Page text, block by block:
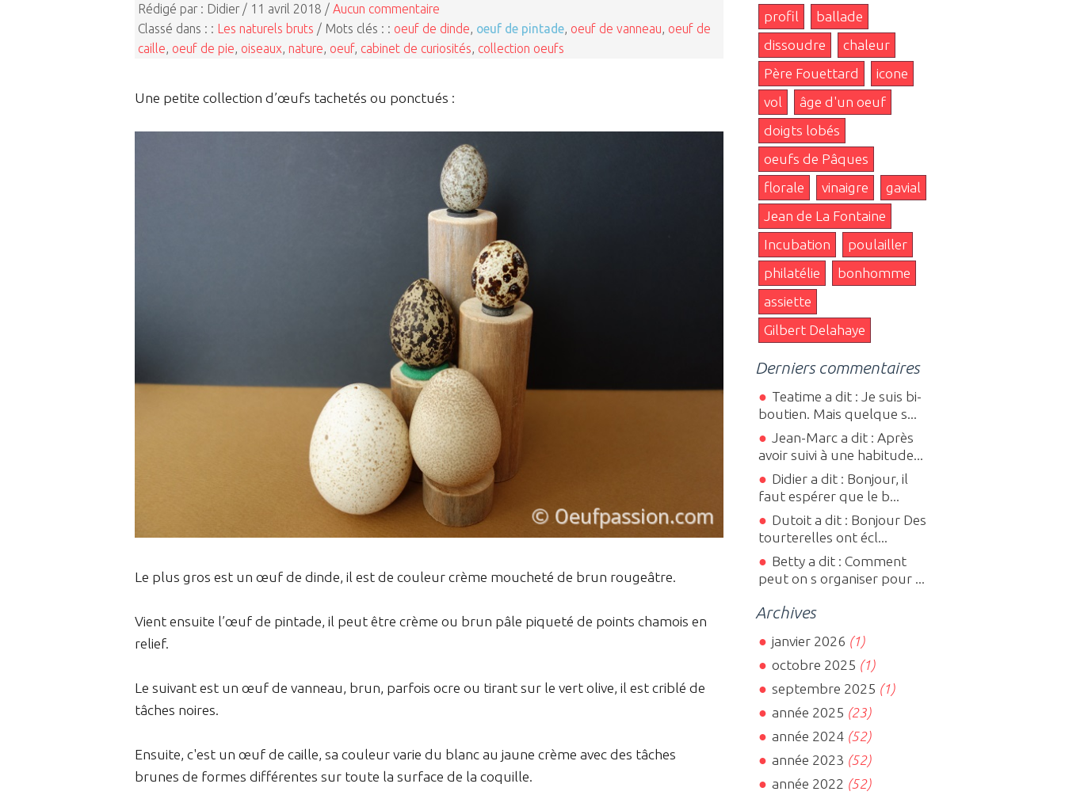
Rédigé par : Didier / 11 avril 2018 / Aucun commentaire
Classé dans : : Les naturels bruts / Mots clés : : oeuf de dinde, oeuf de pintade, oeuf de vanneau, oeuf de
caille, oeuf de pie, oiseaux, nature, oeuf, cabinet de curiosités, collection oeufs
Une petite collection d’œufs tachetés ou ponctués :
Le plus gros est un œuf de dinde, il est de couleur crème moucheté de brun rougeâtre.
Vient ensuite l’œuf de pintade, il peut être crème ou brun pâle piqueté de points chamois en
relief.
Le suivant est un œuf de vanneau, brun, parfois ocre ou tirant sur le vert olive, il est criblé de
tâches noires.
Ensuite, c'est un œuf de caille, sa couleur varie du blanc au jaune crème avec des tâches
brunes de formes différentes sur toute la surface de la coquille.
profil
ballade
dissoudre
chaleur
Père Fouettard
icone
vol
âge d'un oeuf
doigts lobés
oeufs de Pâques
florale
vinaigre
gavial
Jean de La Fontaine
Incubation
poulailler
philatélie
bonhomme
assiette
Gilbert Delahaye
Derniers commentaires
Teatime a dit : Je suis bi-
boutien. Mais quelque s...
Jean-Marc a dit : Après
avoir suivi à une habitude...
Didier a dit : Bonjour, il
faut espérer que le b...
Dutoit a dit : Bonjour Des
tourterelles ont écl...
Betty a dit : Comment
peut on s organiser pour ...
Archives
janvier 2026 (1)
octobre 2025 (1)
septembre 2025 (1)
année 2025 (23)
année 2024(52)
année 2023 (52)
année 2022 (52)